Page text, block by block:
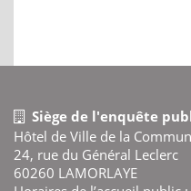
Siège de l'enquête
Hôtel de Ville de la
24, rue du Général Leclerc
60260 LAMORLAYE